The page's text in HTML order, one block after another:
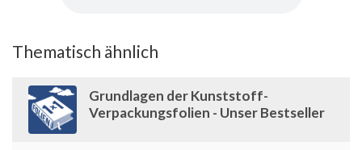
Thematisch ähnlich
Grundlagen der Kunststoff-
Verpackungsfolien - Unser Bestseller